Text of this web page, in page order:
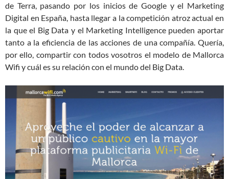
de Terra, pasando por los inicios de Google y el Marketing
Digital en España, hasta llegar a la competición atroz actual en
la que el Big Data y el Marketing Intelligence pueden aportar
tanto a la eficiencia de las acciones de una compañía. Quería,
por ello, compartir con todos vosotros el modelo de Mallorca
Wifi y cuál es su relación con el mundo del Big Data.